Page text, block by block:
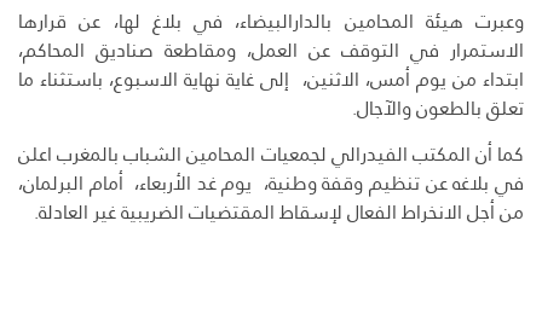
وعبرت هيئة المحامين بالدارالبيضاء، في بلاغ لها، عن قرارها
الاستمرار في التوقف عن العمل، ومقاطعة صناديق المحاكم،
ابتداء من يوم أمس، الاثنين، إلى غاية نهاية الاسبوع، باستثناء ما
تعلق بالطعون والآجال.
كما أن المكتب الفيدرالي لجمعيات المحامين الشباب بالمغرب اعلن
في بلاغه عن تنظيم وقفة وطنية، يوم غد الأربعاء، أمام البرلمان،
من أجل الانخراط الفعال لإسقاط المقتضيات الضريبية غير العادلة.